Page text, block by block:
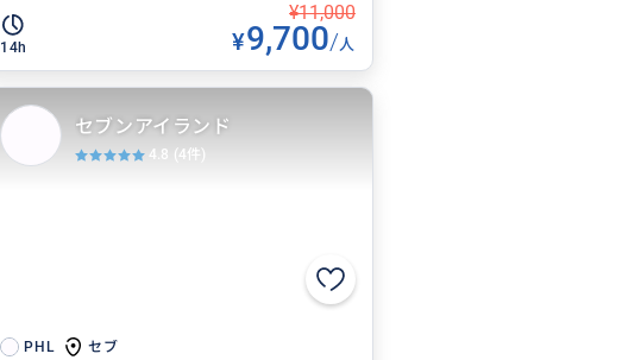
14h
¥11,000
¥9,700/人
PHL セブ
セブンアイランド
4.8 (4件)